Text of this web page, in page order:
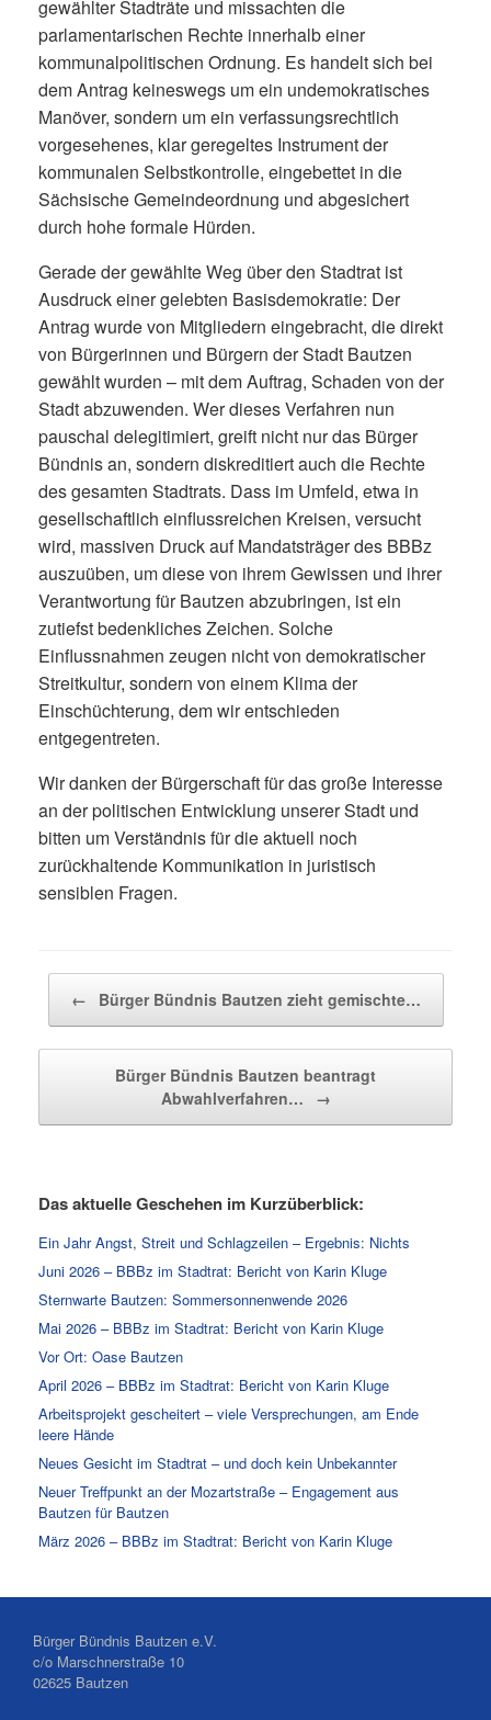
gewählter Stadträte und missachten die
parlamentarischen Rechte innerhalb einer
kommunalpolitischen Ordnung. Es handelt sich bei
dem Antrag keineswegs um ein undemokratisches
Manöver, sondern um ein verfassungsrechtlich
vorgesehenes, klar geregeltes Instrument der
kommunalen Selbstkontrolle, eingebettet in die
Sächsische Gemeindeordnung und abgesichert
durch hohe formale Hürden.
Gerade der gewählte Weg über den Stadtrat ist
Ausdruck einer gelebten Basisdemokratie: Der
Antrag wurde von Mitgliedern eingebracht, die direkt
von Bürgerinnen und Bürgern der Stadt Bautzen
gewählt wurden – mit dem Auftrag, Schaden von der
Stadt abzuwenden. Wer dieses Verfahren nun
pauschal delegitimiert, greift nicht nur das Bürger
Bündnis an, sondern diskreditiert auch die Rechte
des gesamten Stadtrats. Dass im Umfeld, etwa in
gesellschaftlich einflussreichen Kreisen, versucht
wird, massiven Druck auf Mandatsträger des BBBz
auszuüben, um diese von ihrem Gewissen und ihrer
Verantwortung für Bautzen abzubringen, ist ein
zutiefst bedenkliches Zeichen. Solche
Einflussnahmen zeugen nicht von demokratischer
Streitkultur, sondern von einem Klima der
Einschüchterung, dem wir entschieden
entgegentreten.
Wir danken der Bürgerschaft für das große Interesse
an der politischen Entwicklung unserer Stadt und
bitten um Verständnis für die aktuell noch
zurückhaltende Kommunikation in juristisch
sensiblen Fragen.
← Bürger Bündnis Bautzen zieht gemischte…
Bürger Bündnis Bautzen beantragt
Abwahlverfahren…
→
Das aktuelle Geschehen im Kurzüberblick:
Ein Jahr Angst, Streit und Schlagzeilen – Ergebnis: Nichts
Juni 2026 – BBBz im Stadtrat: Bericht von Karin Kluge
Sternwarte Bautzen: Sommersonnenwende 2026
Mai 2026 – BBBz im Stadtrat: Bericht von Karin Kluge
Vor Ort: Oase Bautzen
April 2026 – BBBz im Stadtrat: Bericht von Karin Kluge
Arbeitsprojekt gescheitert – viele Versprechungen, am Ende
leere Hände
Neues Gesicht im Stadtrat – und doch kein Unbekannter
Neuer Treffpunkt an der Mozartstraße – Engagement aus
Bautzen für Bautzen
März 2026 – BBBz im Stadtrat: Bericht von Karin Kluge
Bürger Bündnis Bautzen e.V.
c/o Marschnerstraße 10
02625 Bautzen